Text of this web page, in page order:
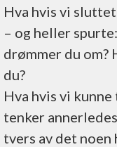
Hva hvis vi
– og heller
drømmer du om?
du?
Hva hvis vi
tenker
tvers av det noen